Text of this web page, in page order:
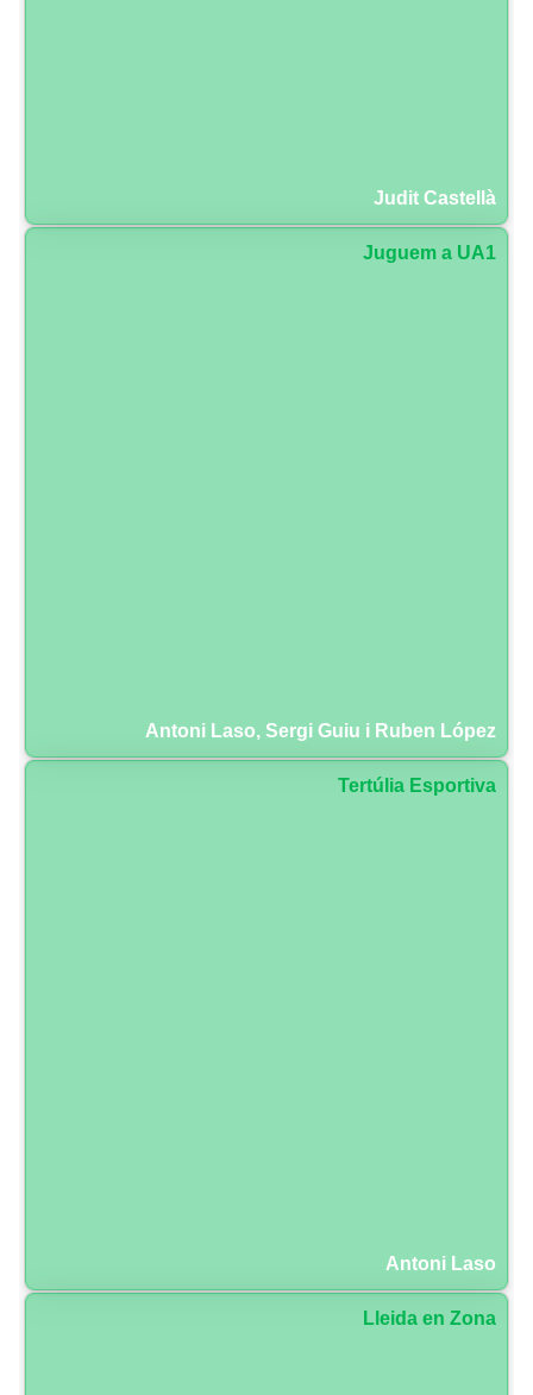
Judit Castellà
Juguem a UA1
Antoni Laso, Sergi Guiu i Ruben López
Tertúlia Esportiva
Antoni Laso
Lleida en Zona